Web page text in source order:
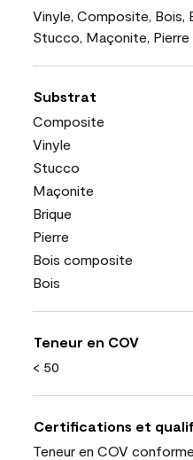
Vinyle, Composite, Bois,
Stucco, Maçonite, Pierre
Substrat
Composite
Vinyle
Stucco
Maçonite
Brique
Pierre
Bois composite
Bois
Teneur en COV
< 50
Certifications et
Teneur en COV